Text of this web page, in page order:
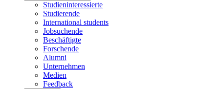
Studieninteressierte
Studierende
International students
Jobsuchende
Beschäftigte
Forschende
Alumni
Unternehmen
Medien
Feedback